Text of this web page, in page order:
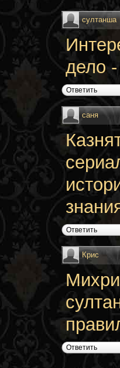
султанша
дело -
Ответить
саня
Ответить
Крис
Ответить